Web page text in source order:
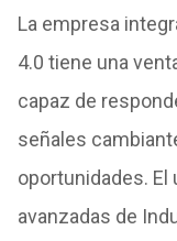
La empresa
4.0 tiene una
capaz de
señales
oportunidades. El
avanzadas de